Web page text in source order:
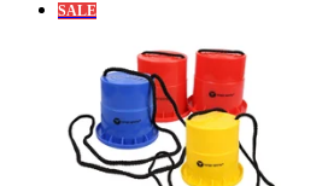
SALE